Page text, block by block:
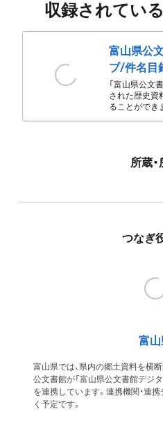
収録されてい
富山県公
ブ/件名目
「富山県公文
された歴史資
ることができ
所蔵
つなぎ
富
富山県では、県内の郷土資料を横
公文書館が「富山県公文書館デジ
を連携しています。連携機関・連
く予定です。